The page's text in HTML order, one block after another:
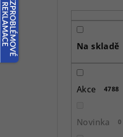
Na skladě
Akce 4788
Novinka 0